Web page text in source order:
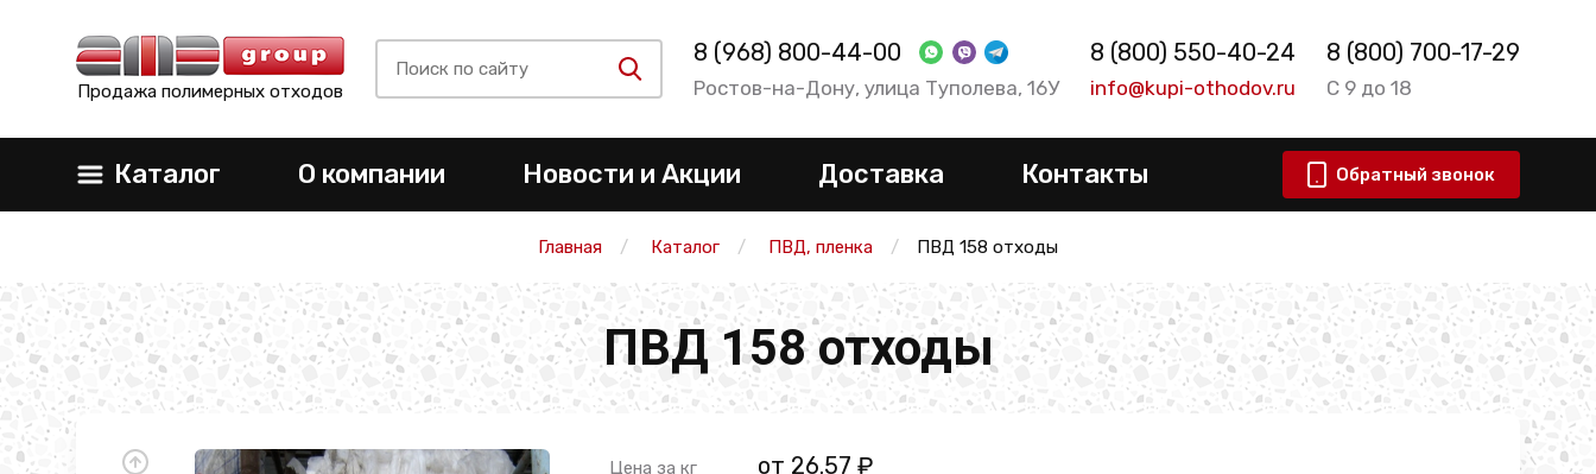
Продажа полимерных отходов
8 (968) 800-44-00
Ростов-на-Дону, улица Туполева, 16У
8 (800) 550-40-24
info@kupi-othodov.ru
8 (800) 700-17-29
С 9 до 18
Каталог О компании Новости и Акции Доставка Контакты Обратный звонок
Главная Каталог ПВД, пленка ПВД 158 отходы
ПВД 158 отходы
Цена за кг от 26.57 ₽